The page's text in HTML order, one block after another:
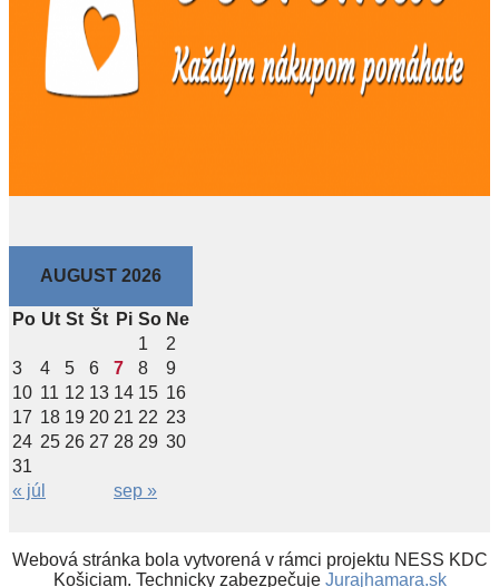
AUGUST 2026
Po Ut St Št Pi So Ne
1
2
3
4 5 6 7 8
9
10 11 12 13 14 15 16
17 18 19 20 21 22 23
24 25 26 27 28 29 30
31
« júl
sep »
Webová stránka bola vytvorená v rámci projektu NESS KDC
Košiciam. Technicky zabezpečuje Jurajhamara.sk